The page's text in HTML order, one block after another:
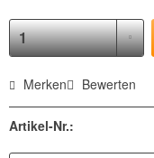
Merken Bewerten
Artikel-Nr.: